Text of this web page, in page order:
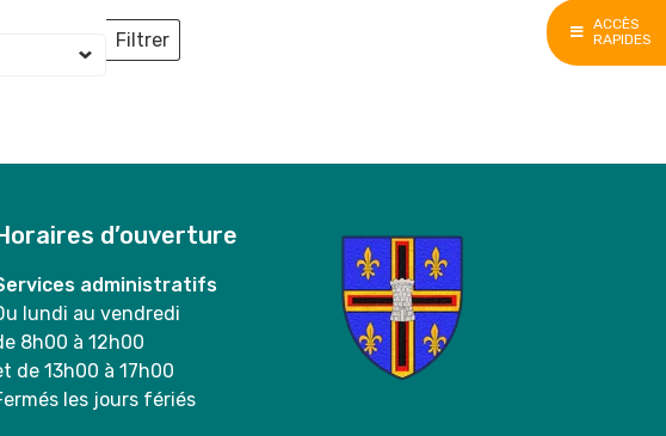
ACCÈS
RAPIDES
Filtrer
Lieux
d’ouverture
administratifs
lundi au vendredi
8h00 à 12h00
de 13h00 à 17h00
les jours fériés